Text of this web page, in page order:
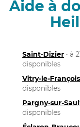
Aide à
Saint-Dizier • à
disponibles
Vitry-le-François
disponibles
Pargny-sur-
disponibles